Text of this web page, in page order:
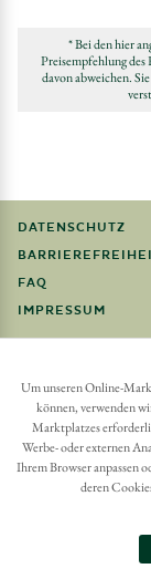
* Bei den hier
Preisempfehlung
davon abweichen.
DATENSCHUTZ
FAQ
IMPRESSUM
Möchten Sie eine
Hier Widerruf mit
BESTELLUNG
Um unseren Online-
können, verwenden
Marktplatzes
Werbe- oder externen
Ihrem Browser anpassen
deren